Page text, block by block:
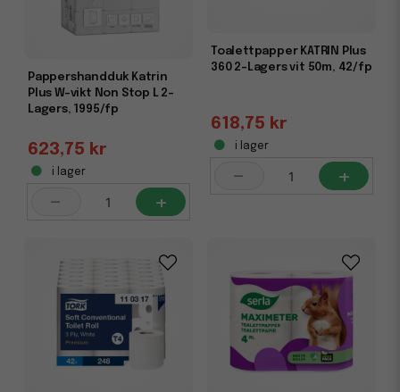
Pappershandduk Katrin
Plus W-vikt Non Stop L 2-
Lagers, 1995/fp
623,75 kr
i lager
- +
Toalettpapper KATRIN Plus
360 2-Lagers vit 50m, 42/fp
618,75 kr
i lager
- +